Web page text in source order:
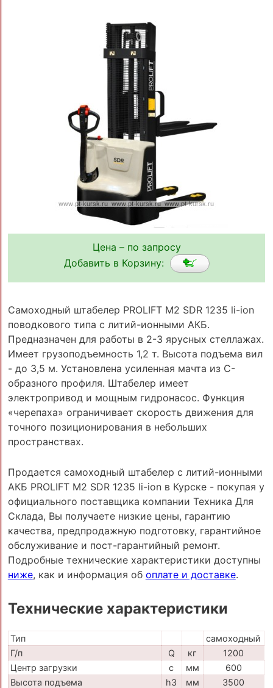
Цена – по запросу
Добавить в Корзину:
Самоходный штабелер PROLIFT M2 SDR 1235 li-ion
поводкового типа с литий-ионными АКБ.
Предназначен для работы в 2-3 ярусных стеллажах.
Имеет грузоподъемность 1,2 т. Высота подъема вил
- до 3,5 м. Установлена усиленная мачта из C-
образного профиля. Штабелер имеет
электропривод и мощным гидронасос. Функция
«черепаха» ограничивает скорость движения для
точного позиционирования в небольших
пространствах.
Продается самоходный штабелер с литий-ионными
АКБ PROLIFT M2 SDR 1235 li-ion в Курске - покупая у
официального поставщика компании Техника Для
Склада, Вы получаете низкие цены, гарантию
качества, предпродажную подготовку, гарантийное
обслуживание и пост-гарантийный ремонт.
Подробные технические характеристики доступны
ниже, как и информация об оплате и доставке.
Технические характеристики
Тип
самоходный
Г/п
Q кг
1200
Центр загрузки
c мм
600
Высота подъема
h3 мм 3500